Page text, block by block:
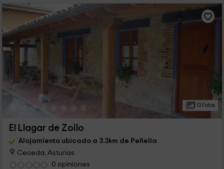
13 Fotos
El Llagar de Zoilo
Alojamiento ubicado a 3.3km de Peñella
Ceceda, Asturias
0 opiniones